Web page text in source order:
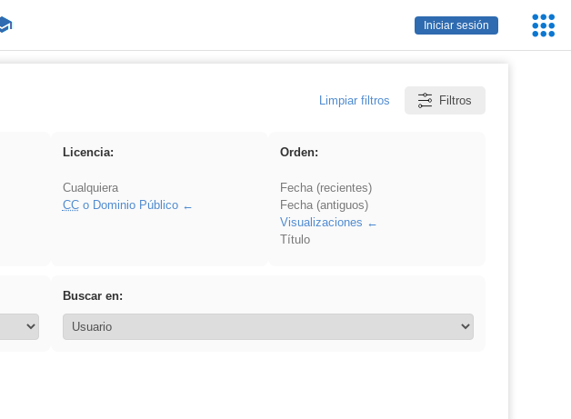
Iniciar sesión
Limpiar filtros Filtros
Licencia:
Cualquiera
CCo Dominio Público
Orden:
Fecha (recientes)
Fecha (antiguos)
Visualizaciones
Título
Buscar en: